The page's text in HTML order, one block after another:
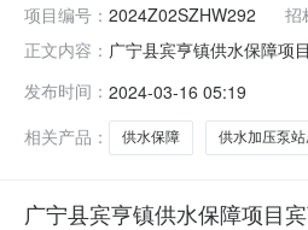
项目编号： 2024Z02SZHW292 招
正文内容： 广宁县宾亨镇供水保障项
2024Z02SZHW292四、
301室七、中标信息中标
发布时间： 2024-03-16 05:19
相关产品：
供水保障 供水加压泵
广宁县宾亨镇供水保障项目